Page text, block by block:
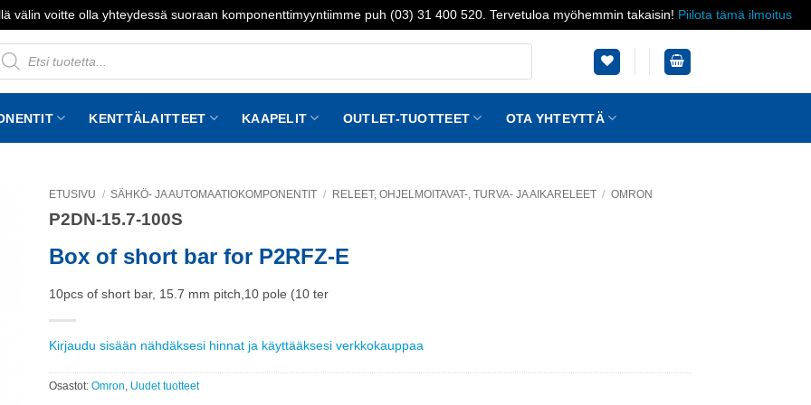
välin voitte olla yhteydessä suoraan komponenttimyyntiimme puh (03) 31 400 520. Tervetuloa myöhemmin takaisin! Piilota tämä ilmoitus
KENTTÄLAITTEET KAAPELIT OUTLET-TUOTTEET OTA YHTEYTTÄ
ETUSIVU / SÄHKÖ- JA AUTOMAATIOKOMPONENTIT / RELEET, OHJELMOITAVAT-, TURVA- JA AIKARELEET / OMRON
P2DN-15.7-100S
Box of short bar for P2RFZ-E
10pcs of short bar, 15.7 mm pitch,10 pole (10 ter
Kirjaudu sisään nähdäksesi hinnat ja käyttääksesi verkkokauppaa
Osastot: Omron Uudet tuotteet